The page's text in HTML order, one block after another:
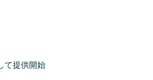
て提供開始